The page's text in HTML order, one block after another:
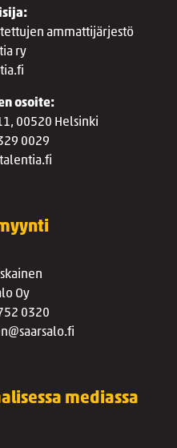
ammattijärjestö
ry
osoite:
00520 Helsinki
0029
Oy
0320
mediassa